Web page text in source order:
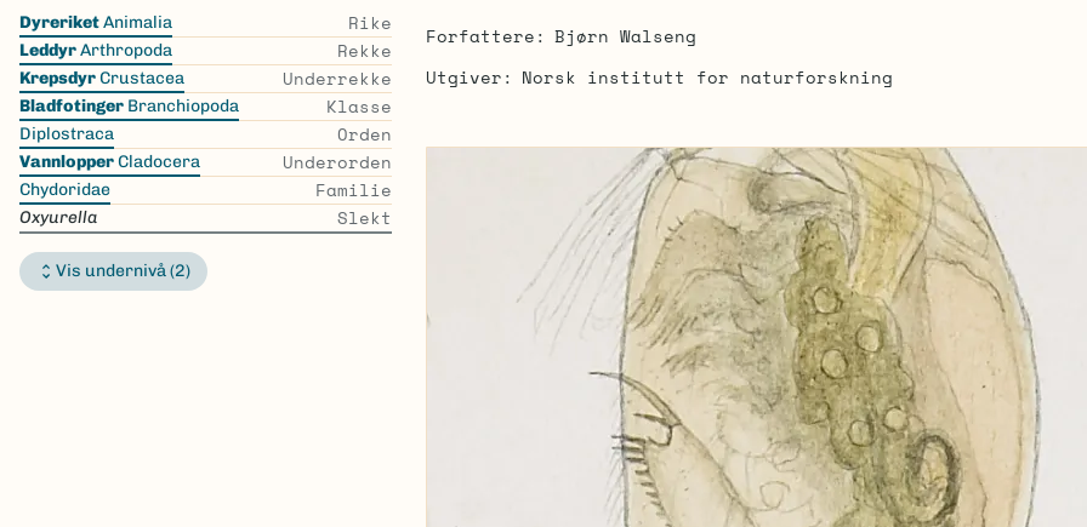
Skip
the
list
DyreriketAnimalia Rike
LeddyrArthropoda Rekke
KrepsdyrCrustacea Underrekke
Bladfotinger Branchiopoda Klasse
Diplostraca Orden
VannlopperCladocera Underorden
Chydoridae Familie
Oxyurella Slekt
Vis undernivå (2)
Forfattere
Bjørn Walseng
Utgiver
Norsk institutt for naturforskning